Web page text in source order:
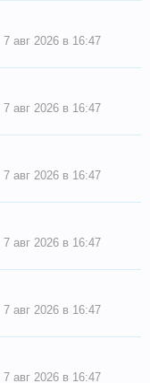
7 авг 2026 в 16:47
7 авг 2026 в 16:47
7 авг 2026 в 16:47
7 авг 2026 в 16:47
7 авг 2026 в 16:47
7 авг 2026 в 16:47